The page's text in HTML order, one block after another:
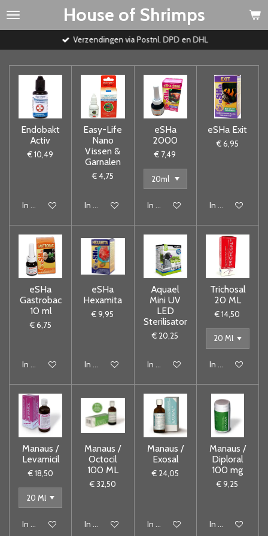
Ga
House of Shrimps
Verzendingen via Postnl. DPD en DHL
Endobakt
Activ
€ 10,49
In winkelwagen
Easy-Life
Nano
Vissen &
Garnalen
€ 4,75
In winkelwagen
eSHa
2000
€ 7,49
In winkelwagen
eSHa Exit
€ 6,95
In winkelwagen
eSHa
Gastrobac
10 ml
€ 6,75
In winkelwagen
eSHa
Hexamita
€ 9,95
In winkelwagen
Aquael
Mini UV
LED
Sterilisator
€ 20,25
In winkelwagen
Trichosal
20 ML
€ 14,50
In winkelwagen
Manaus /
Levamicil
€ 18,50
In winkelwagen
Manaus /
Octocil
100 ML
€ 32,50
In winkelwagen
Manaus /
Exosal
€ 24,05
In winkelwagen
Manaus /
Diploral
100 mg
€ 9,25
In winkelwagen